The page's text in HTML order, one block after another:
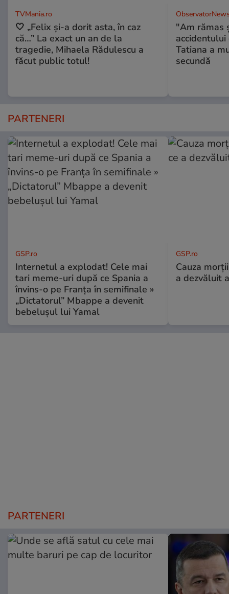
TVMania.ro
🤍 „Felix și-a dorit asta, în caz
că…” La exact un an de la
tragedie, Mihaela Rădulescu a
făcut public totul!
"Am rămas
accidentului
Tatiana a
secundă
PARTENERI
GSP.ro
Internetul a explodat! Cele mai
tari meme-uri după ce Spania a
învins-o pe Franța în semifinale »
„Dictatorul” Mbappe a devenit
bebelușul lui Yamal
GSP.ro
Cauza
a dezvăluit
PARTENERI